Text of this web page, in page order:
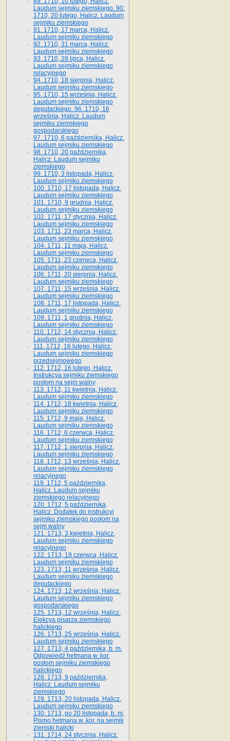
Laudum sejmiku ziemskiego. 90.
1710, 20 lutego, Halicz. Laudum
sejmiku ziemskiego
91. 1710, 17 marca, Halicz.
Laudum sejmiku ziemskiego
92. 1710, 31 marca, Halicz.
Laudum sejmiku ziemskiego
93. 1710, 28 lipca, Halicz.
Laudum sejmiku ziemskiego
relacyjnego
94. 1710, 18 sierpnia, Halicz.
Laudum sejmiku ziemskiego
95. 1710, 15 września, Halicz.
Laudum sejmiku ziemskiego
deputackiego. 96. 1710, 16
września, Halicz. Laudum
sejmiku ziemskiego
gospodarskiego
97. 1710, 6 października, Halicz.
Laudum sejmiku ziemskiego
98. 1710, 20 października,
Halicz. Laudum sejmiku
ziemskiego
99. 1710, 3 listopada, Halicz.
Laudum sejmiku ziemskiego
100. 1710, 17 listopada, Halicz.
Laudum sejmiku ziemskiego
101. 1710, 9 grudnia, Halicz.
Laudum sejmiku ziemskiego
102. 1711, 17 stycznia, Halicz.
Laudum sejmiku ziemskiego
103. 1711, 23 marca, Halicz.
Laudum sejmiku ziemskiego
104. 1711, 11 maja, Halicz.
Laudum sejmiku ziemskiego
105. 1711, 23 czerwca, Halicz.
Laudum sejmiku ziemskiego
106. 1711, 20 sierpnia, Halicz.
Laudum sejmiku ziemskiego
107. 1711, 15 września, Halicz.
Laudum sejmiku ziemskiego
108. 1711, 17 listopada, Halicz.
Laudum sejmiku ziemskiego
109. 1711, 1 grudnia, Halicz.
Laudum sejmiku ziemskiego
110. 1712, 14 stycznia, Halicz.
Laudum sejmiku ziemskiego
111. 1712, 16 lutego, Halicz.
Laudum sejmiku ziemskiego
przedsejmowego
112. 1712, 16 lutego, Halicz.
Instrukcya sejmiku ziemskiego
posłom na sejm walny
113. 1712, 11 kwietnia, Halicz.
Laudum sejmiku ziemskiego
114. 1712, 18 kwietnia, Halicz.
Laudum sejmiku ziemskiego
115. 1712, 9 maja, Halicz.
Laudum sejmiku ziemskiego
116. 1712, 6 czerwca, Halicz.
Laudum sejmiku ziemskiego
117. 1712, 1 sierpnia, Halicz.
Laudum sejmiku ziemskiego
118. 1712, 13 września, Halicz.
Laudum sejmiku ziemskiego
relacyjnego
119. 1712, 5 października,
Halicz. Laudum sejmiku
ziemskiego relacyjnego
120. 1712, 5 października,
Halicz. Dodatek do instrukcyi
sejmiku ziemskiego posłom na
sejm walny
121. 1713, 3 kwietnia, Halicz.
Laudum sejmiku ziemskiego
relacyjnego
122. 1713, 19 czerwca, Halicz.
Laudum sejmiku ziemskiego
123. 1713, 11 września, Halicz.
Laudum sejmiku ziemskiego
deputackiego
124. 1713, 12 września, Halicz.
Laudum sejmiku ziemskiego
gospodarskiego
125. 1713, 12 września, Halicz.
Elekcya pisarza ziemskiego
halickiego
126. 1713, 25 września, Halicz.
Laudum sejmiku ziemskiego
127. 1713, 4 października, b. m.
Odpowiedź hetmana w. kor.
posłom sejmiku ziemskiego
halickiego
128. 1713, 9 października,
Halicz. Laudum sejmiku
ziemskiego
129. 1713, 20 listopada, Halicz.
Laudum sejmiku ziemskiego
130. 1713, po 20 listopada, b. m.
Pismo hetmana w. kor. na sejmik
ziemski halicki
131. 1714, 24 stycznia, Halicz.